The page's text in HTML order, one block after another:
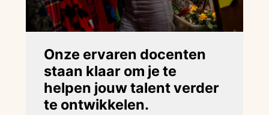
Onze ervaren docenten
staan klaar om je te
helpen jouw talent verder
te ontwikkelen.